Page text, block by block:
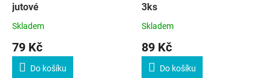
jutové
Skladem
79 Kč
Do košíku
3ks
Skladem
89 Kč
Do košíku